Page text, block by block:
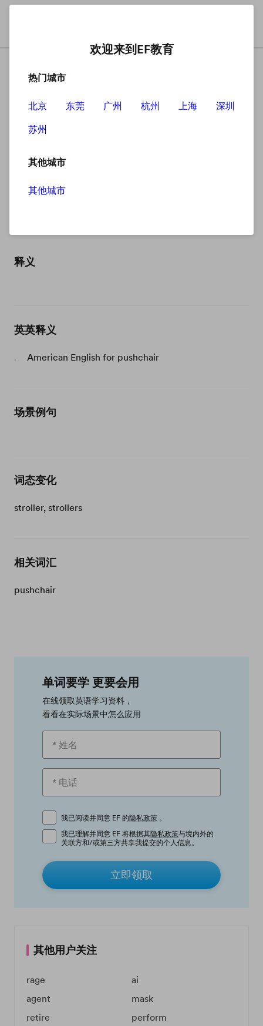
stroller
释义
英英释义
. American English for pushchair
场景例句
词态变化
stroller, strollers
相关词汇
pushchair
单词要学 更要会用
在线领取英语学习资料，
看看在实际场景中怎么应用
我已阅读并同意 EF 的隐私政策 。
我已理解并同意 EF 将根据其隐私政策与境内外的
关联方和/或第三方共享我提交的个人信息。
立即领取
其他用户关注
rage
ai
agent
mask
retire
perform
欢迎来到EF教育
热门城市
北京 东莞 广州 杭州 上海
深圳
苏州
其他城市
其他城市